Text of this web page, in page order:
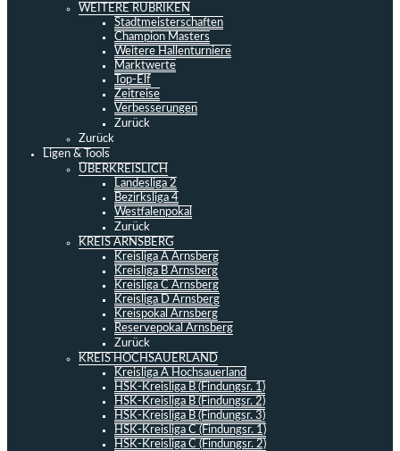
WEITERE RUBRIKEN
Stadtmeisterschaften
Champion Masters
Weitere Hallenturniere
Marktwerte
Top-Elf
Zeitreise
Verbesserungen
Zurück
Zurück
Ligen & Tools
ÜBERKREISLICH
Landesliga 2
Bezirksliga 4
Westfalenpokal
Zurück
KREIS ARNSBERG
Kreisliga A Arnsberg
Kreisliga B Arnsberg
Kreisliga C Arnsberg
Kreisliga D Arnsberg
Kreispokal Arnsberg
Reservepokal Arnsberg
Zurück
KREIS HOCHSAUERLAND
Kreisliga A Hochsauerland
HSK-Kreisliga B (Findungsr. 1)
HSK-Kreisliga B (Findungsr. 2)
HSK-Kreisliga B (Findungsr. 3)
HSK-Kreisliga C (Findungsr. 1)
HSK-Kreisliga C (Findungsr. 2)